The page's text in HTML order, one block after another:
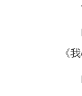
《